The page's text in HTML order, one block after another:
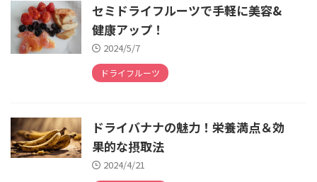
セミドライフルーツで手軽に美容&
健康アップ！
2024/5/7
ドライフルーツ
ドライバナナの魅力！栄養満点＆効
果的な摂取法
2024/4/21